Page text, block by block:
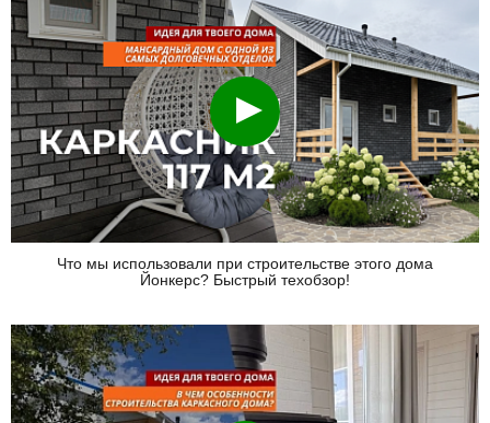
Смотреть
Что мы использовали при строительстве этого дома
Йонкерс? Быстрый техобзор!